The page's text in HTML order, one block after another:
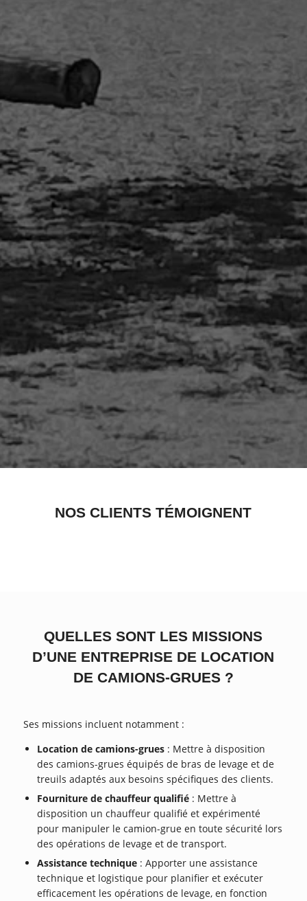
NOS CLIENTS TÉMOIGNENT
QUELLES SONT LES MISSIONS
D’UNE ENTREPRISE DE LOCATION
DE CAMIONS-GRUES ?
Ses missions incluent notamment :
Location de camions-grues : Mettre à disposition
des camions-grues équipés de bras de levage et de
treuils adaptés aux besoins spécifiques des clients.
Fourniture de chauffeur qualifié : Mettre à
disposition un chauffeur qualifié et expérimenté
pour manipuler le camion-grue en toute sécurité lors
des opérations de levage et de transport.
Assistance technique : Apporter une assistance
technique et logistique pour planifier et exécuter
efficacement les opérations de levage, en fonction